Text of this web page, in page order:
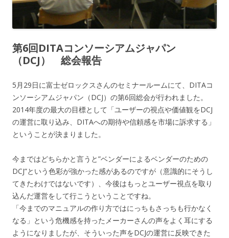
第6回DITAコンソーシアムジャパン
（DCJ） 総会報告
5月29日に富士ゼロックスさんのセミナールームにて、DITAコ
ンソーシアムジャパン（DCJ）の第6回総会が行われました。
2014年度の最大の目標として「ユーザーの視点や価値観をDCJ
の運営に取り込み、DITAへの期待や信頼感を市場に訴求する」
ということが決まりました。
今まではどちらかと言うと”ベンダーによるベンダーのための
DCJ”という色彩が強かった感があるのですが（意識的にそうし
てきたわけではないです）、今後はもっとユーザー視点を取り
込んだ運営をして行こうということですね。
「今までのマニュアルの作り方ではにっちもさっちも行かなく
なる」という危機感を持ったメーカーさんの声をよく耳にする
ようになりましたが、そういった声をDCJの運営に反映できた